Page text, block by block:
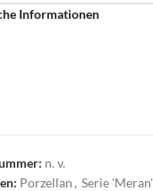
Informationen
n. v.
Porzellan , Serie 'Meran'